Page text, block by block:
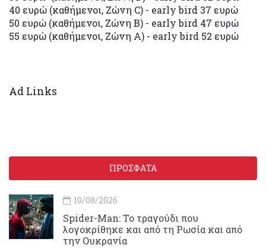
40 ευρώ (καθήμενοι, Ζώνη C) - early bird 37 ευρώ
50 ευρώ (καθήμενοι, Ζώνη B) - early bird 47 ευρώ
55 ευρώ (καθήμενοι, Ζώνη A) - early bird 52 ευρώ
Ad Links
ΠΡΟΣΦΑΤΑ
10/08/2026
Spider-Man: Το τραγούδι που
λογοκρίθηκε και από τη Ρωσία και από
την Ουκρανία